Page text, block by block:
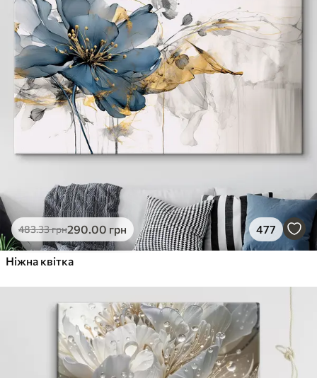
483.33грн290.00 грн 477
Ніжна квітка